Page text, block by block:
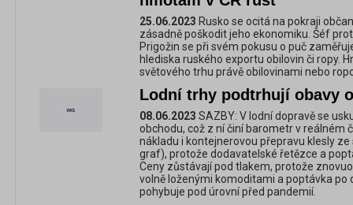
25.06.2023 Rusko se ocitá na pokraji
zásadně poškodit jeho ekonomiku. Šéf
Prigožin se při svém pokusu o puč
hlediska ruského exportu obilovin či ropy.
světového trhu právě obilovinami nebo
Lodní trhy podtrhují obavy
08.06.2023 SAZBY: V lodní dopravě se
obchodu, což z ní činí barometr v reálném
nákladu i kontejnerovou přepravu klesly
graf), protože dodavatelské řetězce a
Ceny zůstávají pod tlakem, protože
volně loženými komoditami a poptávka po
pohybuje pod úrovní před pandemií.